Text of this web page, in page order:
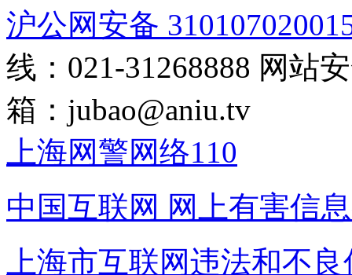
沪公网安备
线：021-31268888 网站
箱： jubao@aniu.tv
上海网警网络110
中国互联网 网上有害信
上海市互联网违法和不